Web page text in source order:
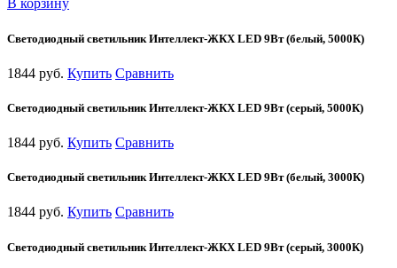
В корзину
Светодиодный светильник Интеллект-ЖКХ LED 9Вт (белый, 5000К)
1844 руб. Купить Сравнить
Светодиодный светильник Интеллект-ЖКХ LED 9Вт (серый, 5000К)
1844 руб. Купить Сравнить
Светодиодный светильник Интеллект-ЖКХ LED 9Вт (белый, 3000К)
1844 руб. Купить Сравнить
Светодиодный светильник Интеллект-ЖКХ LED 9Вт (серый, 3000К)